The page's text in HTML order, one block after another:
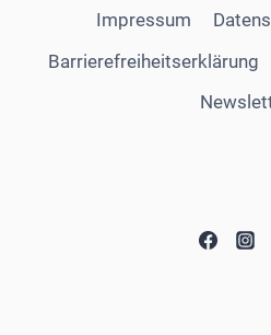
Impressum
Barrierefreiheitserklärung